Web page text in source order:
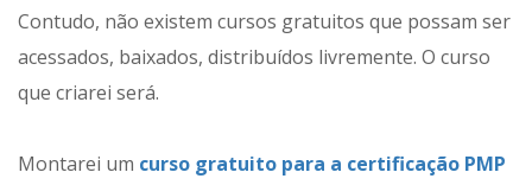
Contudo, não existem cursos gratuitos que possam ser
acessados, baixados, distribuídos livremente. O curso
que criarei será.
Montarei um curso gratuito para a certificação PMP